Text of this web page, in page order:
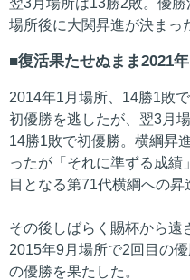
場所後に大関昇進が決まっ
復活果たせぬまま2021
2014年1月場所、14勝1敗
初優勝を逃したが、翌3月
14勝1敗で初優勝。横綱昇
ったが「それに準ずる成績
目となる第71代横綱への昇
その後しばらく賜杯から遠
2015年9月場所で2回目の
の優勝を果たした。